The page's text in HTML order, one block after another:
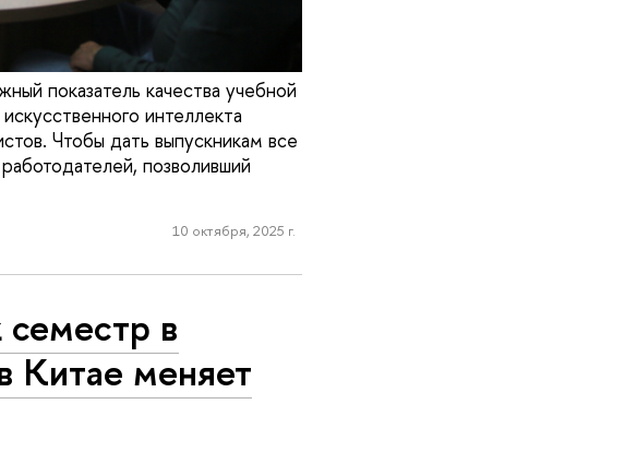
показатель качества учебной
интеллекта
Чтобы дать выпускникам все
позволивший
10 октября, 2025 г.
в
Китае меняет